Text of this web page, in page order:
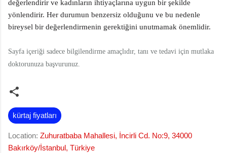
değerlendirir ve kadınların ihtiyaçlarına uygun bir şekilde
yönlendirir. Her durumun benzersiz olduğunu ve bu nedenle
bireysel bir değerlendirmenin gerektiğini unutmamak önemlidir.
Sayfa içeriği sadece bilgilendirme amaçlıdır, tanı ve tedavi için mutlaka
doktorunuza başvurunuz.
kürtaj fiyatları
Location: Zuhuratbaba Mahallesi, İncirli Cd. No:9, 34000
Bakırköy/İstanbul, Türkiye